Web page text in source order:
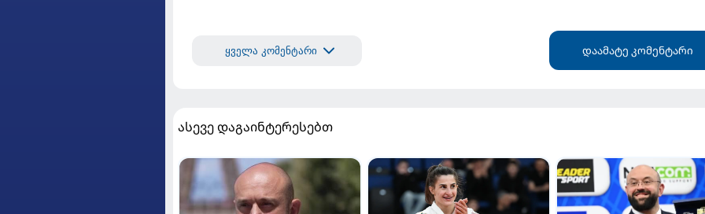
ყველა კომენტარი დაამატე კომენტარი
ასევე დაგაინტერესებთ